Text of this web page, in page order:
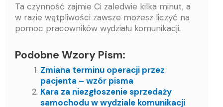
Ta czynność zajmie Ci zaledwie kilka minut, a
w razie wątpliwości zawsze możesz liczyć na
pomoc pracowników wydziału komunikacji.
Podobne Wzory Pism:
Zmiana terminu operacji przez
pacjenta – wzór pisma
Kara za niezgłoszenie sprzedaży
samochodu w wydziale komunikacji